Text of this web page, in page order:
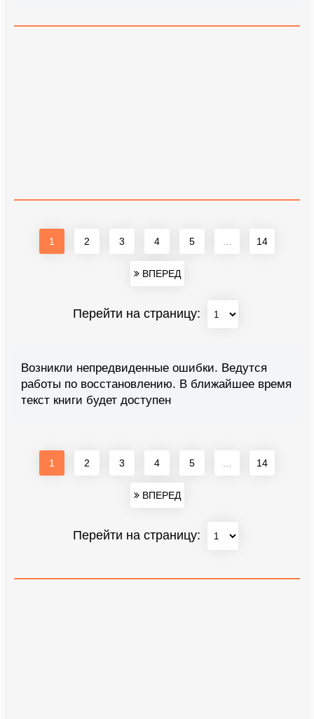
1 2 3 4 5 14
ВПЕРЕД
Перейти на страницу:
Возникли непредвиденные ошибки. Ведутся
работы по восстановлению. В ближайшее время
текст книги будет доступен
1 2 3 4 5 14
ВПЕРЕД
Перейти на страницу: